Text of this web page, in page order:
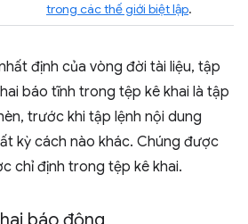
trong các thế giới biệt lập.
định của vòng đời tài liệu, tập
báo tĩnh trong tệp kê khai là tập
trước khi tập lệnh nội dung
kỳ cách nào khác. Chúng được
chỉ định trong tệp kê khai.